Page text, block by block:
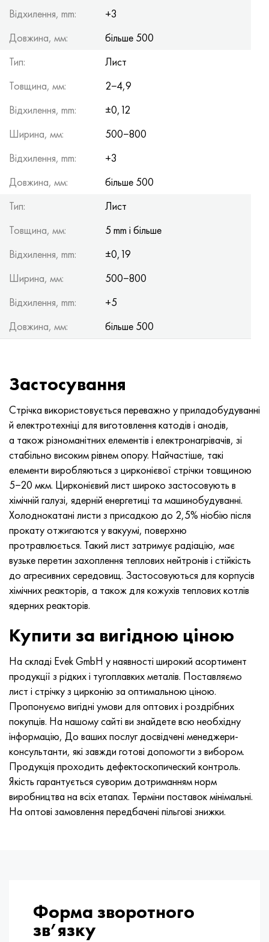
Відхилення, mm:
+3
Довжина, мм:
більше 500
Тип:
Лист
Товщина, мм:
2−4,9
Відхилення, mm:
±0,12
Ширина, мм:
500−800
Відхилення, mm:
+3
Довжина, мм:
більше 500
Тип:
Лист
Товщина, мм:
5 mm і більше
Відхилення, mm:
±0,19
Ширина, мм:
500−800
Відхилення, mm:
+5
Довжина, мм:
більше 500
Застосування
Стрічка використовується переважно у приладобудуванні
й електротехніці для виготовлення катодів і анодів,
а також різноманітних елементів і електронагрівачів, зі
стабільно високим рівнем опору. Найчастіше, такі
елементи виробляються з цирконієвої стрічки товщиною
5−20 мкм. Цирконієвий лист широко застосовують в
хімічній галузі, ядерній енергетиці та машинобудуванні.
Холоднокатані листи з присадкою до 2,5% ніобію після
прокату отжигаются у вакуумі, поверхню
протравлюється. Такий лист затримує радіацію, має
вузьке перетин захоплення теплових нейтронів і стійкість
до агресивних середовищ. Застосовуються для корпусів
хімічних реакторів, а також для кожухів теплових котлів
ядерних реакторів.
Купити за вигідною ціною
На складі Evek GmbH у наявності широкий асортимент
продукції з рідких і тугоплавких металів. Поставляємо
лист і стрічку з цирконію за оптимальною ціною.
Пропонуємо вигідні умови для оптових і роздрібних
покупців. На нашому сайті ви знайдете всю необхідну
інформацію, До ваших послуг досвідчені менеджери-
консультанти, які завжди готові допомогти з вибором.
Продукція проходить дефектоскопический контроль.
Якість гарантується суворим дотриманням норм
виробництва на всіх етапах. Терміни поставок мінімальні.
На оптові замовлення передбачені пільгові знижки.
Форма зворотного
зв’язку
Хастеллой C-276
Хастеллой C2000
Хастеллой 3
Удимет 500
Удимет 720
40ХФА, 1.7223, aisi 4142
45Х, 45h, 1.7035
45ХН2МФА, k2425, 45hnmf